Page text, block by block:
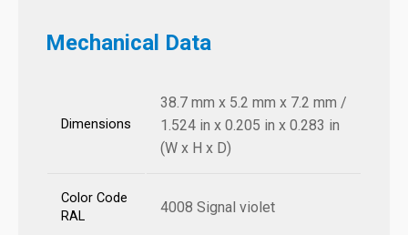
Mechanical Data
Dimensions
38.7 mm x 5.2 mm x 7.2 mm /
1.524 in x 0.205 in x 0.283 in
(W x H x D)
Color Code
RAL
4008 Signal violet